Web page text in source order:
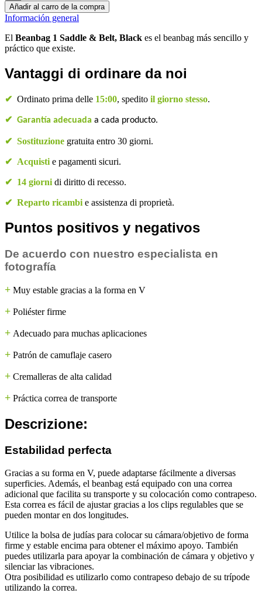
Añadir al carro de la compra
Información general
El Beanbag 1 Saddle & Belt, Black es el beanbag más sencillo y
práctico que existe.
Vantaggi di ordinare da noi
✔ Ordinato prima delle 15:00, spedito il giorno stesso.
✔ Garantía adecuada a cada producto.
✔ Sostituzione gratuita entro 30 giorni.
✔ Acquisti e pagamenti sicuri.
✔ 14 giorni di diritto di recesso.
✔ Reparto ricambi e assistenza di proprietà.
Puntos positivos y negativos
De acuerdo con nuestro especialista en
fotografía
+ Muy estable gracias a la forma en V
+ Poliéster firme
+ Adecuado para muchas aplicaciones
+ Patrón de camuflaje casero
+ Cremalleras de alta calidad
+ Práctica correa de transporte
Descrizione:
Estabilidad perfecta
Gracias a su forma en V, puede adaptarse fácilmente a diversas
superficies. Además, el beanbag está equipado con una correa
adicional que facilita su transporte y su colocación como contrapeso.
Esta correa es fácil de ajustar gracias a los clips regulables que se
pueden montar en dos longitudes.
Utilice la bolsa de judías para colocar su cámara/objetivo de forma
firme y estable encima para obtener el máximo apoyo. También
puedes utilizarla para apoyar la combinación de cámara y objetivo y
silenciar las vibraciones.
Otra posibilidad es utilizarlo como contrapeso debajo de su trípode
utilizando la correa.